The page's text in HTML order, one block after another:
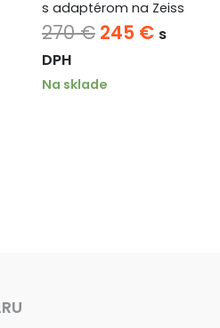
s adaptérom na Zeiss
schinu
270€ Pôvodná
bola:
245 € s
DPH
Na sklade